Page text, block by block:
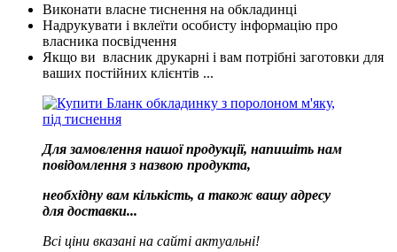
Виконати власне тиснення на обкладинці
Надрукувати і вклеїти особисту інформацію про
власника посвідчення
Якщо ви власник друкарні і вам потрібні заготовки для
ваших постійних клієнтів ...
Для замовлення нашої продукції, напишіть нам
повідомлення з назвою продукта,
необхідну вам кількість, а також вашу адресу
для доставки...
Всі ціни вказані на сайті актуальні!